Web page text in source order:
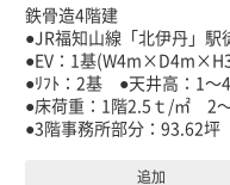
鉄骨造4階建
●JR福知山線「北伊丹」
●EV：1基
●ﾘﾌﾄ：2基 ●天井高：1～
●床荷重：1階2.5ｔ/㎡ 2
●3階事務所部分：93.62
追加